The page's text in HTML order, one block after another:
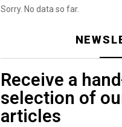
Sorry. No data so far.
Receive a
selection of
articles